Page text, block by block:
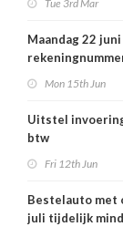
Tue 3rd Mar
Maandag 22
Mon 15th Jun
Uitstel
btw
Fri 12th Jun
Bestelauto met
juli tijdelijk